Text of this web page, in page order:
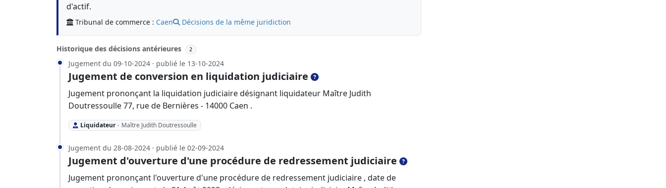
d'actif.
Tribunal de commerce : Caen Décisions de la même juridiction
Historique des décisions antérieures 2
Jugement du 09-10-2024 · publié le 13-10-2024
Jugement de conversion en liquidation judiciaire
Jugement prononçant la liquidation judiciaire désignant liquidateur Maître Judith
Doutressoulle 77, rue de Bernières - 14000 Caen .
Liquidateur - Maître Judith Doutressoulle
Jugement du 28-08-2024 · publié le 02-09-2024
Jugement d'ouverture d'une procédure de redressement judiciaire
Jugement prononçant l'ouverture d'une procédure de redressement judiciaire , date de